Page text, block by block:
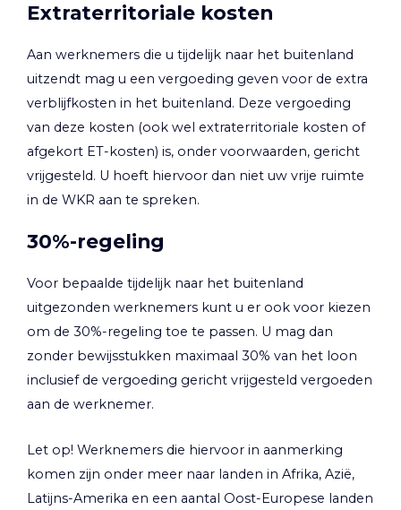
Extraterritoriale kosten
Aan werknemers die u tijdelijk naar het buitenland
uitzendt mag u een vergoeding geven voor de extra
verblijfkosten in het buitenland. Deze vergoeding
van deze kosten (ook wel extraterritoriale kosten of
afgekort ET-kosten) is, onder voorwaarden, gericht
vrijgesteld. U hoeft hiervoor dan niet uw vrije ruimte
in de WKR aan te spreken.
30%-regeling
Voor bepaalde tijdelijk naar het buitenland
uitgezonden werknemers kunt u er ook voor kiezen
om de 30%-regeling toe te passen. U mag dan
zonder bewijsstukken maximaal 30% van het loon
inclusief de vergoeding gericht vrijgesteld vergoeden
aan de werknemer.
Let op! Werknemers die hiervoor in aanmerking
komen zijn onder meer naar landen in Afrika, Azië,
Latijns-Amerika en een aantal Oost-Europese landen